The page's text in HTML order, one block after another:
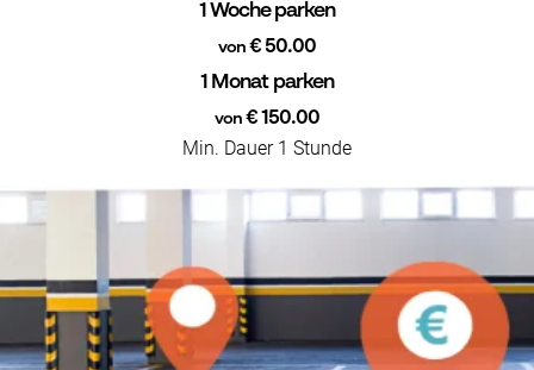
1 Woche parken
von€ 50.00
1 Monat parken
von€ 150.00
Min. Dauer 1 Stunde